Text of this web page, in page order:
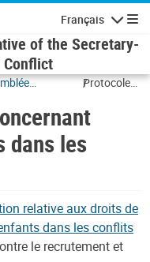
Français
of the Secretary-
Conflict
Protocole
concernant
d'enfants
dans les
relative aux droits de
dans les conflits
le recrutement et